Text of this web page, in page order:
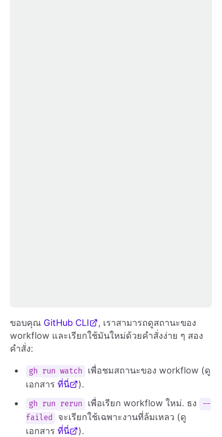
ขอบคุณ GitHub CLI
, เราสามารถดูสถานะของ
workflow และเรียกใช้มันใหม่ด้วยคำสั่งง่าย ๆ สอง
คำสั่ง:
gh run watch
เพื่อชมสถานะของ workflow (ดู
เอกสาร ที่นี่ ).
gh run rerun เพื่อเรียก workflow ใหม่. ธง
--
failed
จะเรียกใช้เฉพาะงานที่ล้มเหลว (ดู
เอกสาร ที่นี่ ).